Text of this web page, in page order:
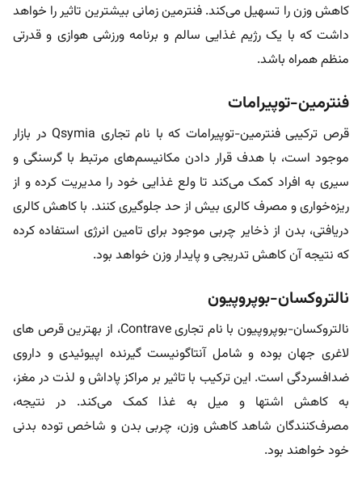
کاهش وزن را تسهیل می‌کند. فنترمین زمانی بیشترین تاثیر را خواهد
داشت که با یک رژیم غذایی سالم و برنامه ورزشی هوازی و قدرتی
منظم همراه باشد.
فنترمین-توپیرامات
قرص ترکیبی فنترمین-توپیرامات که با نام تجاری Qsymia در بازار
موجود است، با هدف قرار دادن مکانیسم‌های مرتبط با گرسنگی و
سیری به افراد کمک می‌کند تا ولع غذایی خود را مدیریت کرده و از
ریزه‌خواری و مصرف کالری بیش از حد جلوگیری کنند. با کاهش کالری
دریافتی، بدن از ذخایر چربی موجود برای تامین انرژی استفاده کرده
که نتیجه آن کاهش تدریجی و پایدار وزن خواهد بود.
نالتروکسان-بوپروپیون
نالتروکسان-بوپروپیون با نام تجاری Contrave، از بهترین قرص های
لاغری جهان بوده و شامل آنتاگونیست گیرنده اپیوئیدی و داروی
ضدافسردگی است. این ترکیب با تاثیر بر مراکز پاداش و لذت در مغز،
به کاهش اشتها و میل به غذا کمک می‌کند. در نتیجه،
مصرف‌کنندگان شاهد کاهش وزن، چربی بدن و شاخص توده بدنی
خود خواهند بود.